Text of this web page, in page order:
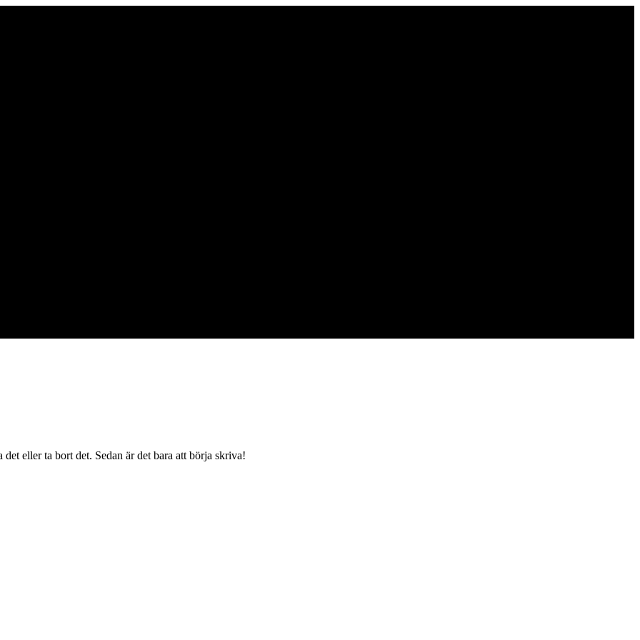
eller ta bort det. Sedan är det bara att börja skriva!